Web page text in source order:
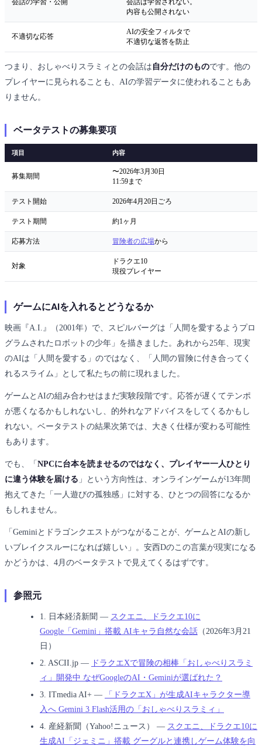
会話の学習・公開
会話は学習されない。
内容も公開されない
不適切な応答
AIの安全フィルタで
不適切な返答を防止
つまり、おしゃべりスラミィとの会話は 自分だけのものです。他の
プレイヤーに見られることも、AIの学習データに使われることもあ
りません。
ベータテストの募集要項
項目 内容
募集期間
〜2026年3月30日
11:59まで
テスト開始 2026年4月20日ごろ
テスト期間 約1ヶ月
応募方法 冒険者の広場から
対象
ドラクエ10
現役プレイヤー
ゲームにAIを入れるとどうなるか
映画『A.I.』（2001年）で、スピルバーグは「人間を愛するようプロ
グラムされたロボットの少年」を描きました。あれから25年、現実
のAIは「人間を愛する」のではなく、「人間の冒険に付き合ってく
れるスライム」として私たちの前に現れました。
ゲームとAIの組み合わせはまだ実験段階です。応答が遅くてテンポ
が悪くなるかもしれないし、的外れなアドバイスをしてくるかもし
れない。ベータテストの結果次第では、大きく仕様が変わる可能性
もあります。
でも、「 NPCに台本を読ませるのではなく、プレイヤー一人ひとり
に違う体験を届ける 」という方向性は、オンラインゲームが13年間
抱えてきた「一人遊びの孤独感」に対する、ひとつの回答になるか
もしれません。
「Geminiとドラゴンクエストがつながることが、ゲームとAIの新し
いブレイクスルーになれば嬉しい」。安西Dのこの言葉が現実になる
かどうかは、4月のベータテストで見えてくるはずです。
参照元
1. 日本経済新聞 ― スクエニ、ドラクエ10に
Google「Gemini」搭載 AIキャラ自然な会話 （2026年3月21
日）
2. ASCII.jp ―
ドラクエXで冒険の相棒「おしゃべりスラミ
ィ」開発中 なぜGoogleのAI・Geminiが選ばれた？
3. ITmedia AI+ ―
「ドラクエX」が生成AIキャラクター導
入へ Gemini 3 Flash活用の「おしゃべりスラミィ」
4. 産経新聞（Yahoo!ニュース） ― スクエニ、ドラクエ10に
生成AI「ジェミニ」搭載 グーグルと連携しゲーム体験を向